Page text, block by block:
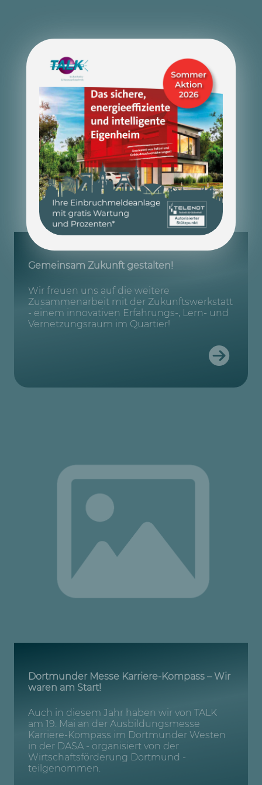
Gemeinsam Zukunft gestalten!
Wir freuen uns auf die weitere
Zusammenarbeit mit der Zukunftswerkstatt
- einem innovativen Erfahrungs-, Lern- und
Vernetzungsraum im Quartier!
Dortmunder Messe Karriere-Kompass – Wir
waren am Start!
Auch in diesem Jahr haben wir von TALK
am 19. Mai an der Ausbildungsmesse
Karriere-Kompass im Dortmunder Westen
in der DASA - organisiert von der
Wirtschaftsförderung Dortmund -
teilgenommen.